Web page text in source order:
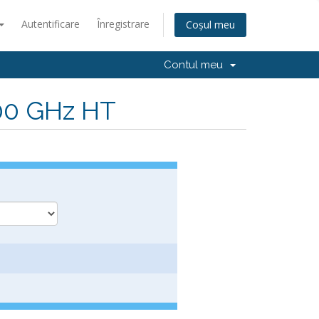
Autentificare Înregistrare Coșul meu
Contul meu
GHz HT